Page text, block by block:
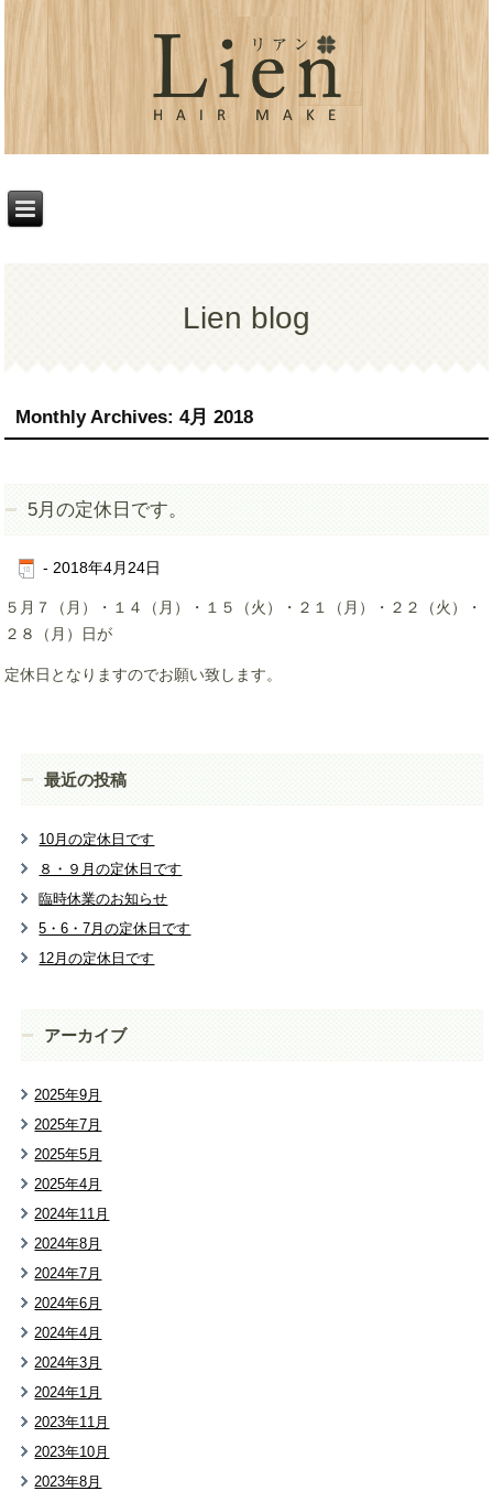
Lien blog
Monthly Archives:4月 2018
5月の定休日です。
- 2018年4月24日
５月７（月）・１４（月）・１５（火）・２１（月）・２２（火）・
２８（月）日が
定休日となりますのでお願い致します。
最近の投稿
10月の定休日です
８・９月の定休日です
臨時休業のお知らせ
5・6・7月の定休日です
12月の定休日です
アーカイブ
2025年9月
2025年7月
2025年5月
2025年4月
2024年11月
2024年8月
2024年7月
2024年6月
2024年4月
2024年3月
2024年1月
2023年11月
2023年10月
2023年8月